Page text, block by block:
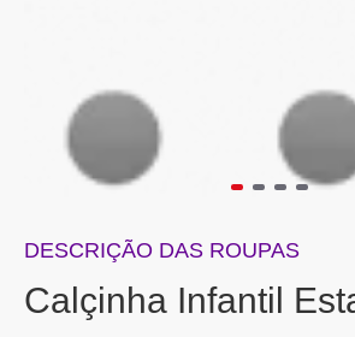
DESCRIÇÃO DAS ROUPAS
Calçinha Infantil